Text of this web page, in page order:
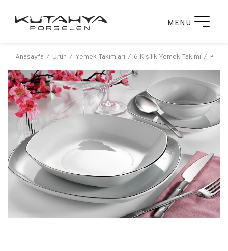
MENÜ
Anasayfa Ürün Yemek Takımları 6 Kişilik Yemek Takımı